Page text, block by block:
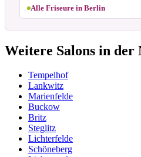
Alle Friseure in Berlin
Weitere Salons in der
Tempelhof
Lankwitz
Marienfelde
Buckow
Britz
Steglitz
Lichterfelde
Schöneberg